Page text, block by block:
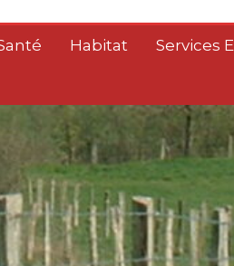
Habitat Services